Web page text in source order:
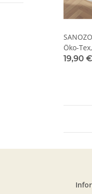
Öko-
19,90